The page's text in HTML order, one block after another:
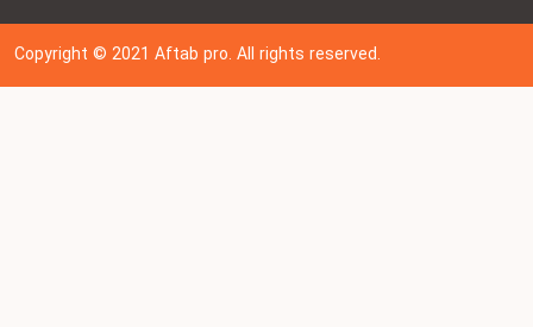
Copyright © 202 1Aftab pro. All rights reserved.